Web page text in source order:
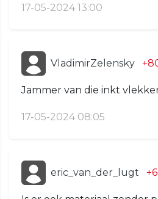
17-05-2024 13:00
VladimirZelensky
Jammer van die inkt
17-05-2024 08:05
eric_van_der_lugt